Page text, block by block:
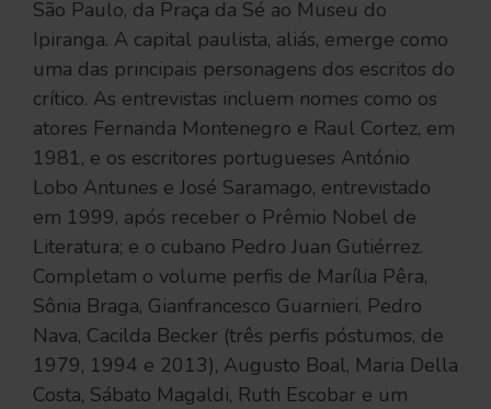
São Paulo, da Praça da Sé ao Museu do
Ipiranga. A capital paulista, aliás, emerge como
uma das principais personagens dos escritos do
crítico. As entrevistas incluem nomes como os
atores Fernanda Montenegro e Raul Cortez, em
1981, e os escritores portugueses António
Lobo Antunes e José Saramago, entrevistado
em 1999, após receber o Prêmio Nobel de
Literatura; e o cubano Pedro Juan Gutiérrez.
Completam o volume perfis de Marília Pêra,
Sônia Braga, Gianfrancesco Guarnieri, Pedro
Nava, Cacilda Becker (três perfis póstumos, de
1979, 1994 e 2013), Augusto Boal, Maria Della
Costa, Sábato Magaldi, Ruth Escobar e um